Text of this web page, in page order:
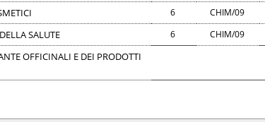
6 CHIM/09
SALUTE 6 CHIM/09
OFFICINALI E DEI PRODOTTI